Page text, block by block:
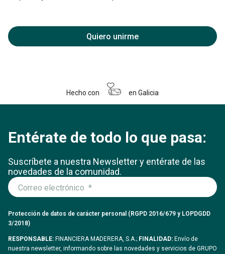
Quiero unirme
Hecho con en Galicia
Entérate de todo lo que pasa:
Suscríbete a nuestra Newsletter y entérate de las
novedades de la comunidad.
Protección de datos de carácter personal (RGPD 2016/679 y LOPDGDD
3/2018)
RESPONSABLE: FINANCIERA MADERERA, S.A.; FINALIDAD: Envío de
nuestra newsletter, informando sobre las novedades y servicios de GRUPO